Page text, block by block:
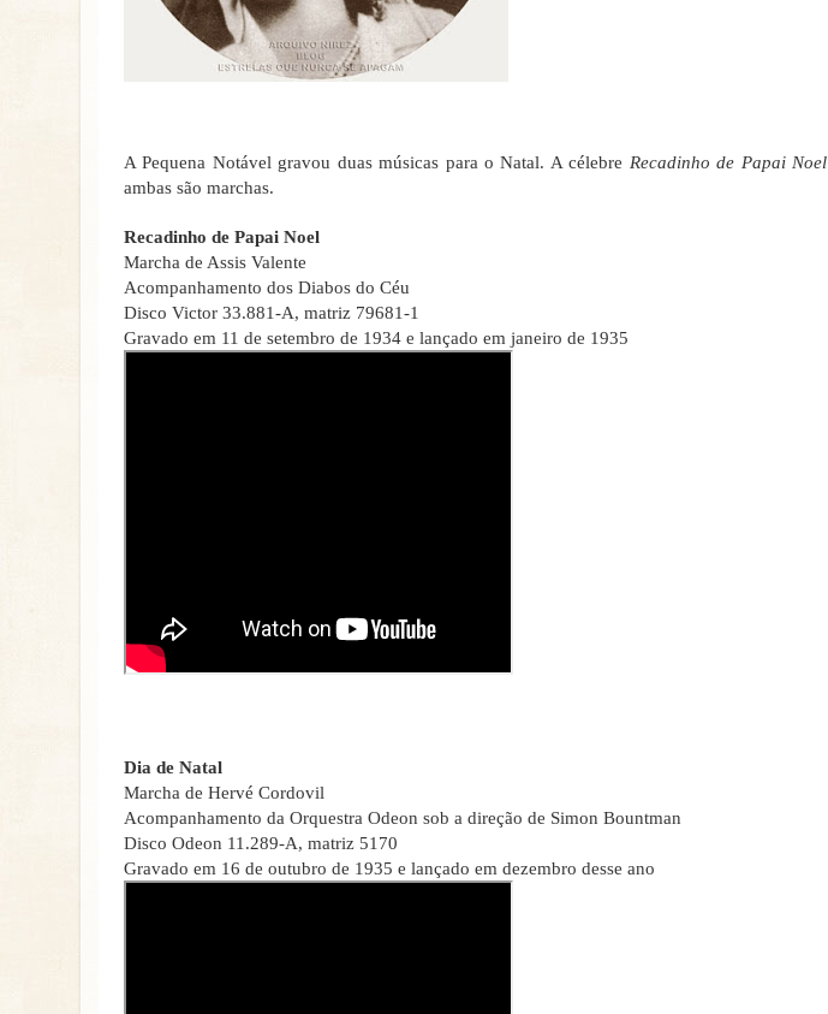
A Pequena Notável gravou duas músicas para o Natal. A célebre Recadinho de Papai Noel
ambas são marchas.
Recadinho de Papai Noel
Marcha de Assis Valente
Acompanhamento dos Diabos do Céu
Disco Victor 33.881-A, matriz 79681-1
Gravado em 11 de setembro de 1934 e lançado em janeiro de 1935
Dia de Natal
Marcha de Hervé Cordovil
Acompanhamento da Orquestra Odeon sob a direção de Simon Bountman
Disco Odeon 11.289-A, matriz 5170
Gravado em 16 de outubro de 1935 e lançado em dezembro desse ano